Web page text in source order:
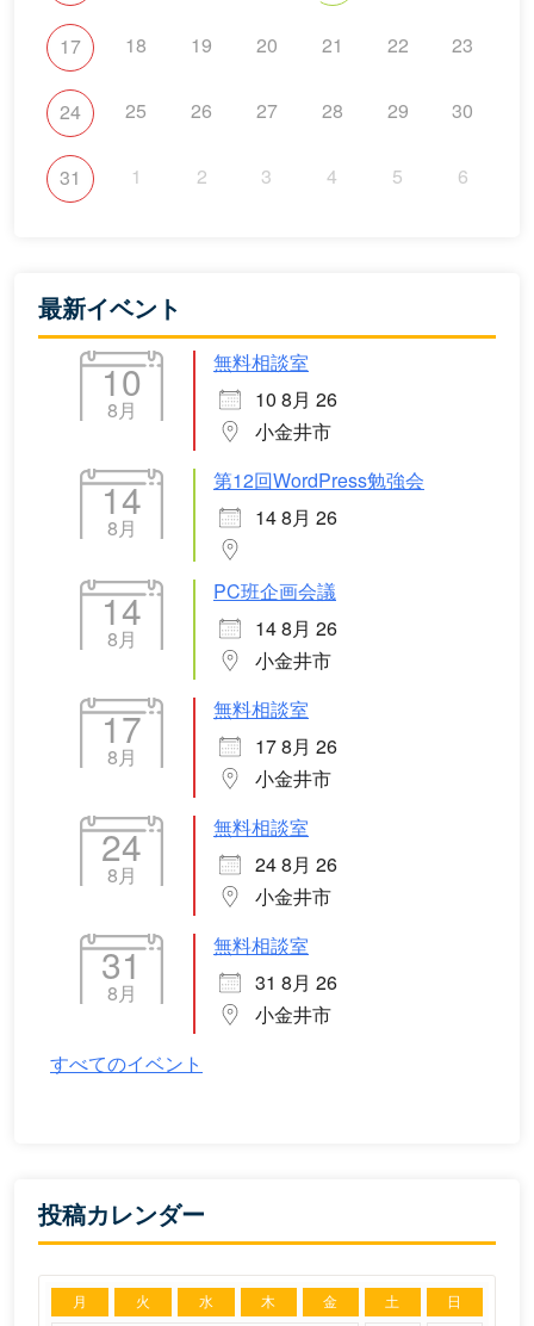
17 18 19 20 21 22 23
24 25 26 27 28 29 30
31 1 2 3 4 5 6
最新イベント
10
8月
無料相談室
10 8月 26
小金井市
14
8月
第12回WordPress勉強会
14 8月 26
14
8月
PC班企画会議
14 8月 26
小金井市
17
8月
無料相談室
17 8月 26
小金井市
24
8月
無料相談室
24 8月 26
小金井市
31
8月
無料相談室
31 8月 26
小金井市
すべてのイベント
投稿カレンダー
月 火 水 木 金 土 日